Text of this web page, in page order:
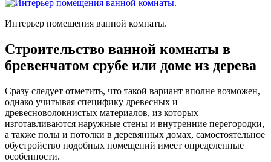
Интерьер помещения ванной комнаты.
Строительство ванной комнаты в
бревенчатом срубе или доме из дерева
Сразу следует отметить, что такой вариант вполне возможен,
однако учитывая специфику древесных и
древесноволокнистых материалов, из которых
изготавливаются наружные стены и внутренние перегородки,
а также полы и потолки в деревянных домах, самостоятельное
обустройство подобных помещений имеет определенные
особенности.